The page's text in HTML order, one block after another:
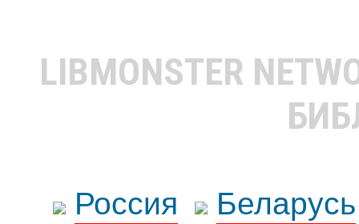
LIBMONSTER
Россия
Беларусь